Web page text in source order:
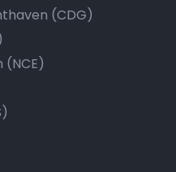
(CDG)
(NCE)